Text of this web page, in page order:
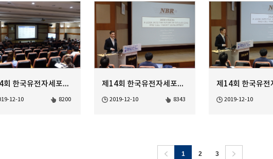
제14회 한국유전자세포치료학회 정기학술대회 AAV Gene Therapy-3
12-10 8200
제14회 한국유전자세포치료학회 정기학술대회 AAV Gene Therapy-2
2019-12-10 8343 2019-12-10
1 2 3